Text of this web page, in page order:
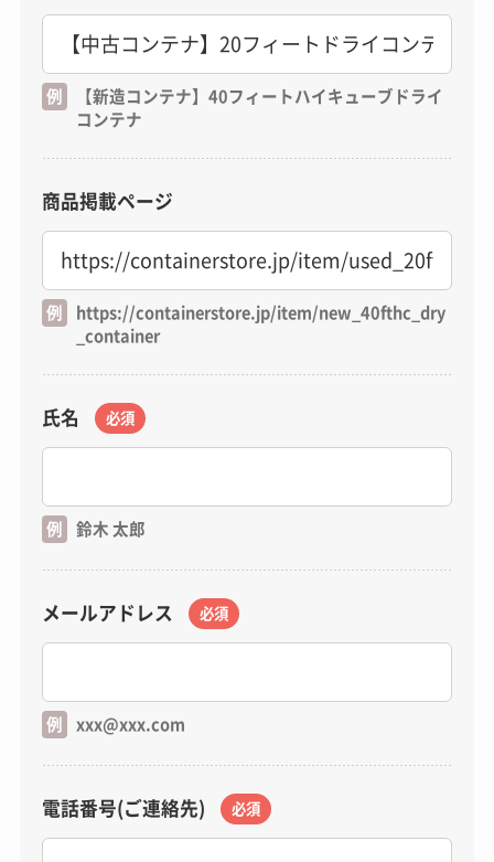
例
【新造コンテナ】40フィートハイキューブドライ
コンテナ
商品掲載ページ
例
https://containerstore.jp/item/new_40fthc_dry
_container
氏名 必須
例 鈴木 太郎
メールアドレス 必須
例 xxx@xxx.com
電話番号(ご連絡先) 必須